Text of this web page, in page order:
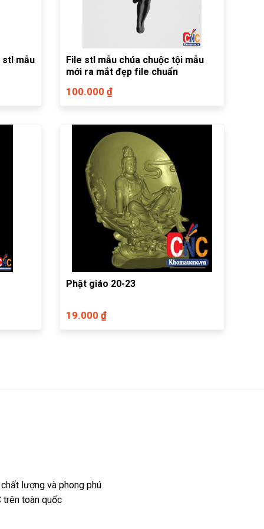
stl mẫu
File stl mẫu chúa chuộc tội mẫu
mới ra mắt đẹp file chuẩn
100.000 ₫
Phật giáo 20-23
19.000 ₫
lượng và phong phú
trên toàn quốc